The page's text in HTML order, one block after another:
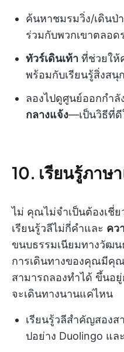
ค้นหาชมรมวิ่ง/เดินป่
ร่วมกับพวกเขาตลอ
ทัวร์เดินเท้า ที่ช่วยให้
พร้อมกับเรียนรู้สิ่งสนุ
ลองไปดูศูนย์ออกกำ
กลางแจ้ง—เป็นวิธีที่ดี
10. เรียนรู้ภา
ไม่ คุณไม่จำเป็นต้องเชี่
เรียนรู้วลีไม่กี่คำและ คว
ขนบธรรมเนียมทางวัฒ
การเดินทางของคุณมีคุ
สามารถลองทำได้ ขึ้นอ
จะเดินทางนานแค่ไหน
เรียนรู้วลีสำคัญสองส
ปอย่าง Duolingo แล